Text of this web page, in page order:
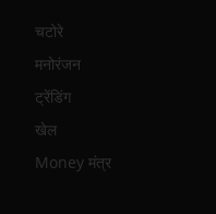
चटोरे
मनोरंजन
ट्रेंडिंग
खेल
Money मंत्र